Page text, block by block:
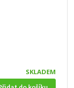
SKLADEM